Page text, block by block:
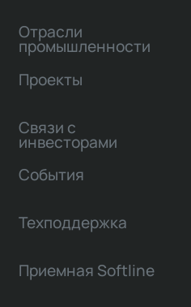
Отрасли
промышленности
Проекты
Связи с
инвесторами
События
Техподдержка
Приемная Softline